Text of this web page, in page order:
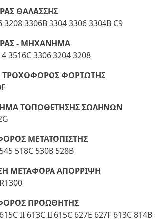
ΘΑΛΑΣΣΗΣ
3208 3306B 3304 3306 3304B C9
- ΜΗΧΑΝΗΜΑ
3516C 3306 3204 3208
ΤΡΟΧΟΦΟΡΟΣ ΦΟΡΤΩΤΗΣ
ΤΟΠΟΘΕΤΗΣΗΣ ΣΩΛΗΝΩΝ
ΜΕΤΑΤΟΠΙΣΤΗΣ
518C 530B 528B
ΜΕΤΑΦΟΡΑ ΑΠΟΡΡΙΨΗ
ΠΡΟΩΘΗΤΗΣ
II 613C II 615C 627E 627F 613C 814B